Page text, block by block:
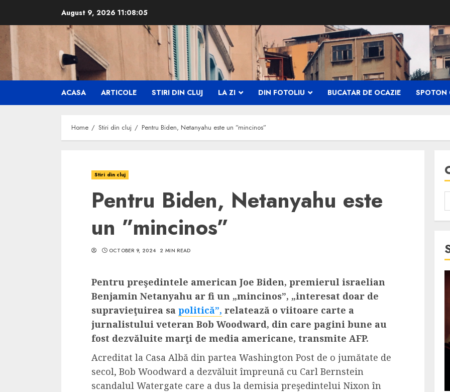
content
August 9, 2026 11:08:07
ACASA ARTICOLE STIRI DIN CLUJ LA ZI DIN FOTOLIU BUCATAR DE OCAZIE SPOTON
Home Stiri din cluj Pentru Biden, Netanyahu este un ”mincinos”
Stiri din cluj
Pentru Biden, Netanyahu este
un ”mincinos”
OCTOBER 9, 2024 2 MIN READ
Pentru preşedintele american Joe Biden, premierul israelian
Benjamin Netanyahu ar fi un „mincinos”, „interesat doar de
supravieţuirea sa politică”, relatează o viitoare carte a
jurnalistului veteran Bob Woodward, din care pagini bune au
fost dezvăluite marţi de media americane, transmite AFP.
Acreditat la Casa Albă din partea Washington Post de o jumătate de
secol, Bob Woodward a dezvăluit împreună cu Carl Bernstein
scandalul Watergate care a dus la demisia preşedintelui Nixon în
5 min read
SpotOn Cluj
Ce poti vizita in jurul
Clujului cand te afli intr-un
weekend prelungit in
“Orasul Comoara”?
4 min read
Festivalurile Clujului. De
ce atrage Clujul tinerii si
pe cei mai in varsta an de
an?